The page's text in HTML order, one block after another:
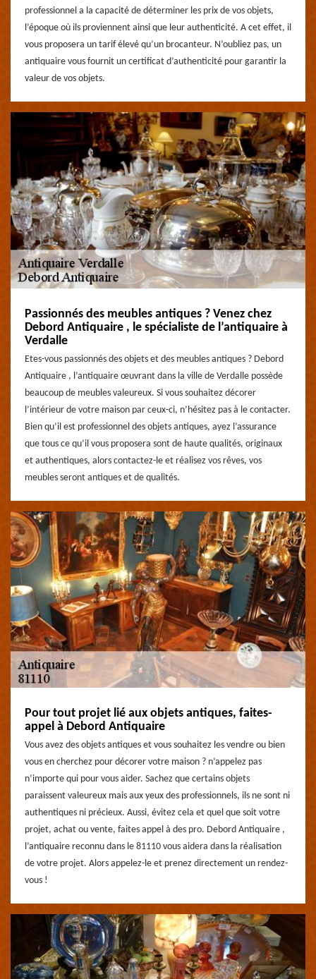
professionnel a la capacité de déterminer les prix de vos objets,
l’époque où ils proviennent ainsi que leur authenticité. A cet effet, il
vous proposera un tarif élevé qu’un brocanteur. N’oubliez pas, un
antiquaire vous fournit un certificat d’authenticité pour garantir la
valeur de vos objets.
Passionnés des meubles antiques ? Venez chez
Debord Antiquaire , le spécialiste de l’antiquaire à
Verdalle
Etes-vous passionnés des objets et des meubles antiques ? Debord
Antiquaire , l’antiquaire œuvrant dans la ville de Verdalle possède
beaucoup de meubles valeureux. Si vous souhaitez décorer
l’intérieur de votre maison par ceux-ci, n’hésitez pas à le contacter.
Bien qu’il est professionnel des objets antiques, ayez l’assurance
que tous ce qu’il vous proposera sont de haute qualités, originaux
et authentiques, alors contactez-le et réalisez vos rêves, vos
meubles seront antiques et de qualités.
Pour tout projet lié aux objets antiques, faites-
appel à Debord Antiquaire
Vous avez des objets antiques et vous souhaitez les vendre ou bien
vous en cherchez pour décorer votre maison ? n’appelez pas
n’importe qui pour vous aider. Sachez que certains objets
paraissent valeureux mais aux yeux des professionnels, ils ne sont ni
authentiques ni précieux. Aussi, évitez cela et quel que soit votre
projet, achat ou vente, faites appel à des pro. Debord Antiquaire ,
l’antiquaire reconnu dans le 81110 vous aidera dans la réalisation
de votre projet. Alors appelez-le et prenez directement un rendez-
vous !